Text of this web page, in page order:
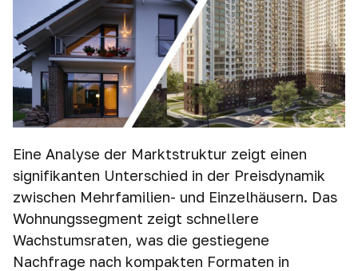
Eine Analyse der Marktstruktur zeigt einen
signifikanten Unterschied in der Preisdynamik
zwischen Mehrfamilien- und Einzelhäusern. Das
Wohnungssegment zeigt schnellere
Wachstumsraten, was die gestiegene
Nachfrage nach kompakten Formaten in